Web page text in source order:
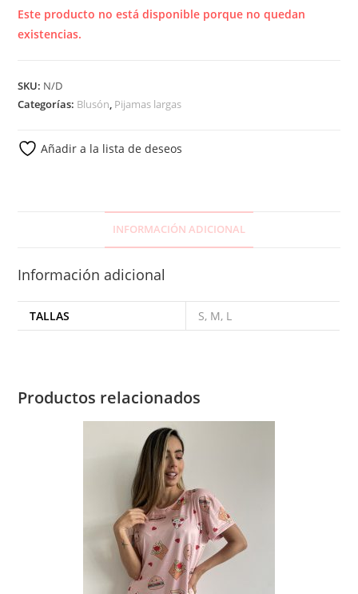
Este producto no está disponible porque no quedan
existencias.
SKU: N/D
Categorías: Blusón, Pijamas largas
Añadir a la lista de deseos
INFORMACIÓN ADICIONAL
Información adicional
TALLAS S, M, L
Productos relacionados